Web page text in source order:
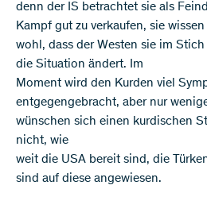
denn der IS betrachtet sie als
Kampf gut zu verkaufen, sie
wohl, dass der Westen sie im
die Situation ändert. Im
Moment wird den Kurden viel
entgegengebracht, aber nur
wünschen sich einen kurdischen
nicht, wie
weit die USA bereit sind, die
sind auf diese angewiesen.